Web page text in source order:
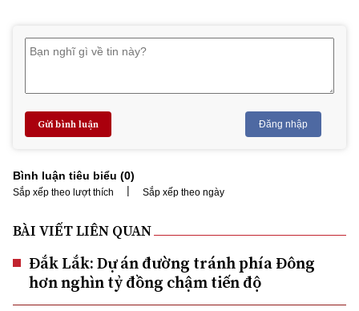
Gửi bình luận Đăng nhập
Bình luận tiêu biểu (0)
Sắp xếp theo lượt thích | Sắp xếp theo ngày
BÀI VIẾT LIÊN QUAN
Đắk Lắk: Dự án đường tránh phía Đông
hơn nghìn tỷ đồng chậm tiến độ